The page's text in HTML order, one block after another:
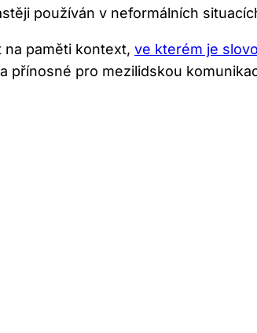
‍používán v neformálních
paměti kontext,‍ ve‌ kterém je slovo
přínosné ‌pro ‌mezilidskou